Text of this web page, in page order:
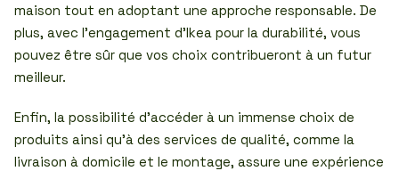
maison tout en adoptant une approche responsable. De
plus, avec l’engagement d’Ikea pour la durabilité, vous
pouvez être sûr que vos choix contribueront à un futur
meilleur.
Enfin, la possibilité d’accéder à un immense choix de
produits ainsi qu’à des services de qualité, comme la
livraison à domicile et le montage, assure une expérience